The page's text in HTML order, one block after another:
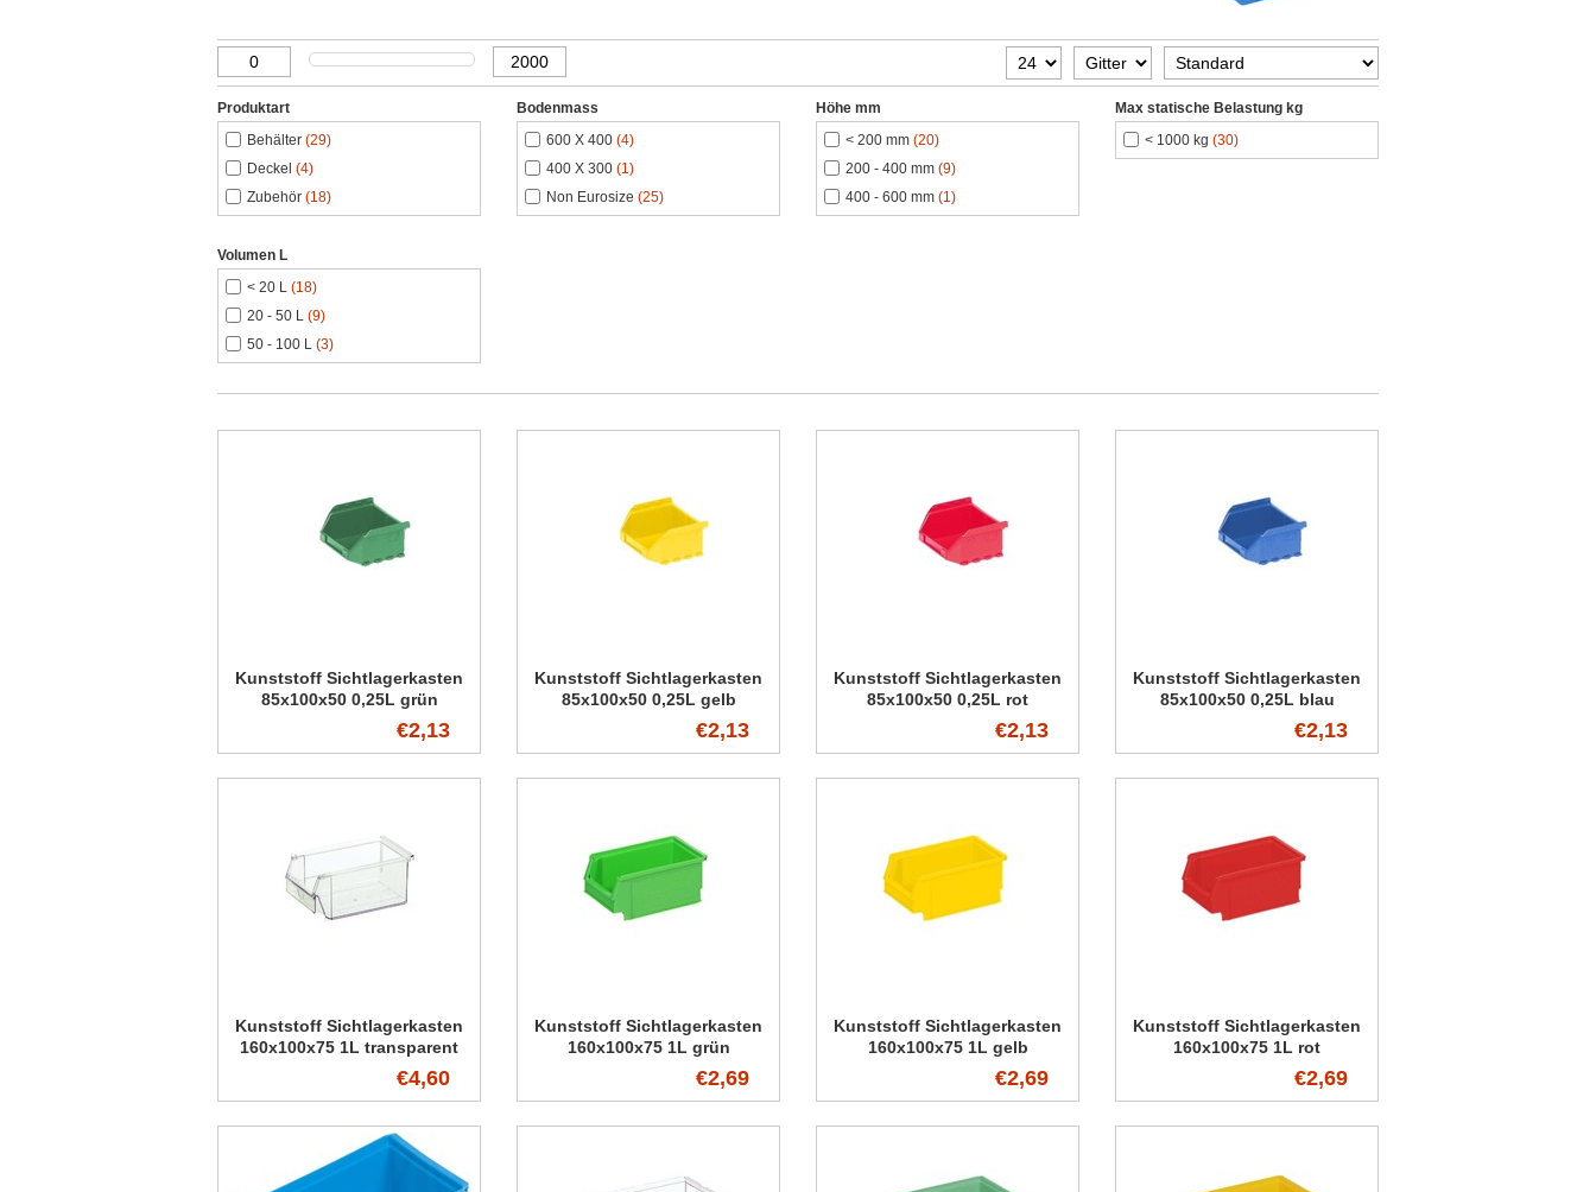
Produktart
Behälter (29)
Deckel (4)
Zubehör (18)
Bodenmass
600 X 400 (4)
400 X 300 (1)
Non Eurosize (25)
Höhe mm
< 200 mm (20)
200 - 400 mm (9)
400 - 600 mm (1)
Max statische Belastung kg
< 1000 kg (30)
Volumen L
< 20 L (18)
20 - 50 L (9)
50 - 100 L (3)
Kunststoff Sichtlagerkasten
85x100x50 0,25L grün
€2,13
Kunststoff Sichtlagerkasten
85x100x50 0,25L gelb
€2,13
Kunststoff Sichtlagerkasten
85x100x50 0,25L rot
€2,13
Kunststoff Sichtlagerkasten
85x100x50 0,25L blau
€2,13
Kunststoff Sichtlagerkasten
160x100x75 1L transparent
€4,60
Kunststoff Sichtlagerkasten
160x100x75 1L grün
€2,69
Kunststoff Sichtlagerkasten
160x100x75 1L gelb
€2,69
Kunststoff Sichtlagerkasten
160x100x75 1L rot
€2,69